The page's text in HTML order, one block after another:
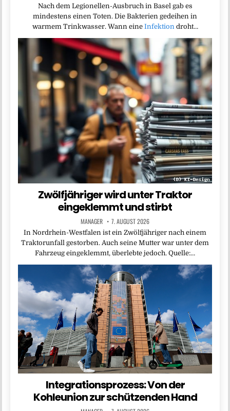
Nach dem Legionellen-Ausbruch in Basel gab es
mindestens einen Toten. Die Bakterien gedeihen in
warmem Trinkwasser. Wann eine Infektiondroht…
Zwölfjähriger wird unter Traktor
eingeklemmt und stirbt
MANAGER 7. AUGUST 2026
In Nordrhein-Westfalen ist ein Zwölfjähriger nach einem
Traktorunfall gestorben. Auch seine Mutter war unter dem
Fahrzeug eingeklemmt, überlebte jedoch. Quelle:…
Integrationsprozess: Von der
Kohleunion zur schützenden Hand